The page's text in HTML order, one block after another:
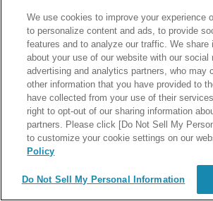
サービス情報を見る
店舗向け決済サー
スマート化へ貢献
We use cookies to improve your experience
to personalize content and ads, to provide
features and to analyze our traffic. We share
about your use of our website with our social
advertising and analytics partners, who may
other information that you have provided to
have collected from your use of their
right to opt-out of our sharing information
partners. Please click [Do Not Sell My
to customize your cookie settings on our
Policy
Do Not Sell My Personal Information